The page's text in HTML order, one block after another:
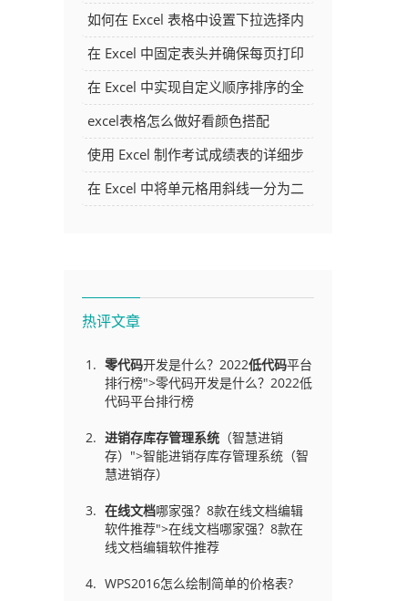
如何在 Excel 表格中设置下拉选择内
容
在 Excel 中固定表头并确保每页打印
时都显示表头的方法详解
在 Excel 中实现自定义顺序排序的全
面指南
excel表格怎么做好看颜色搭配
使用 Excel 制作考试成绩表的详细步
骤及技巧
在 Excel 中将单元格用斜线一分为二
热评文章
零代码开发是什么？2022低代码平台
排行榜">零代码开发是什么？2022低
代码平台排行榜
进销存库存管理系统 （智慧进销
存）">智能进销存库存管理系统（智
慧进销存）
在线文档哪家强？8款在线文档编辑
软件推荐">在线文档哪家强？8款在
线文档编辑软件推荐
WPS2016怎么绘制简单的价格表?